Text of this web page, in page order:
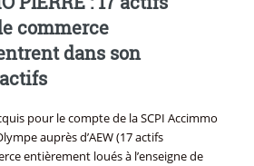
commerce
dans son
pour le compte de la SCPI Accimmo
auprès d’AEW (17 actifs
entièrement loués à l’enseigne de